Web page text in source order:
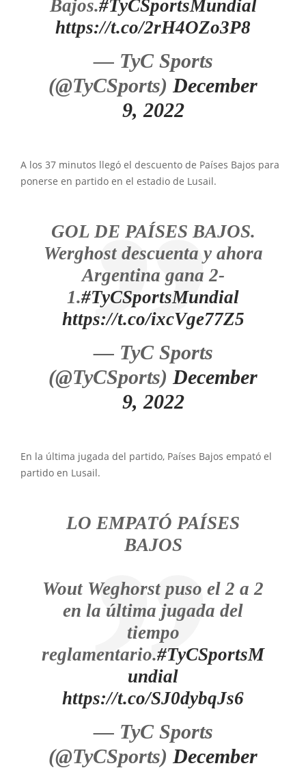
Bajos.#TyCSportsMundial
https://t.co/2rH4OZo3P8
— TyC Sports
(@TyCSports) December
9, 2022
A los 37 minutos llegó el descuento de Países Bajos para
ponerse en partido en el estadio de Lusail.
GOL DE PAÍSES BAJOS.
Werghost descuenta y ahora
Argentina gana 2-
1.#TyCSportsMundial
https://t.co/ixcVge77Z5
— TyC Sports
(@TyCSports) December
9, 2022
En la última jugada del partido, Países Bajos empató el
partido en Lusail.
LO EMPATÓ PAÍSES
BAJOS
Wout Weghorst puso el 2 a 2
en la última jugada del
tiempo
reglamentario.#TyCSportsM
undial
https://t.co/SJ0dybqJs6
— TyC Sports
(@TyCSports) December